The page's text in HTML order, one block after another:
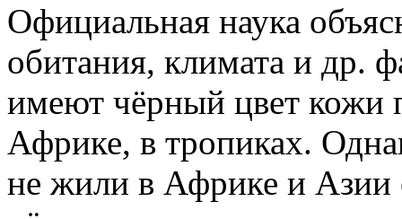
Официальная наука
обитания, климата и др.
имеют чёрный цвет кожи
Африке, в тропиках.
не жили в Африке и Азии